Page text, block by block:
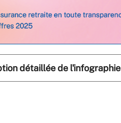
détaillée de l'infographie